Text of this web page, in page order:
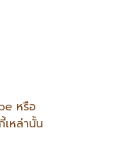
หรือ
หล่านั้น